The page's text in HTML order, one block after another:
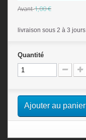
Avant1,00 €
livraison sous 2 à 3 jours
Quantité
Ajouter au panier